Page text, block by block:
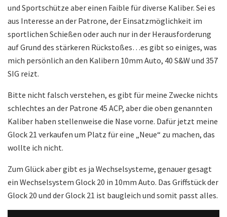
und Sportschütze aber einen Faible für diverse Kaliber. Sei es
aus Interesse an der Patrone, der Einsatzmöglichkeit im
sportlichen Schießen oder auch nur in der Herausforderung
auf Grund des stärkeren Rückstoßes…es gibt so einiges, was
mich persönlich an den Kalibern 10mm Auto, 40 S&W und 357
SIG reizt.
Bitte nicht falsch verstehen, es gibt für meine Zwecke nichts
schlechtes an der Patrone 45 ACP, aber die oben genannten
Kaliber haben stellenweise die Nase vorne. Dafür jetzt meine
Glock 21 verkaufen um Platz für eine „Neue“ zu machen, das
wollte ich nicht.
Zum Glück aber gibt es ja Wechselsysteme, genauer gesagt
ein Wechselsystem Glock 20 in 10mm Auto. Das Griffstück der
Glock 20 und der Glock 21 ist baugleich und somit passt alles.